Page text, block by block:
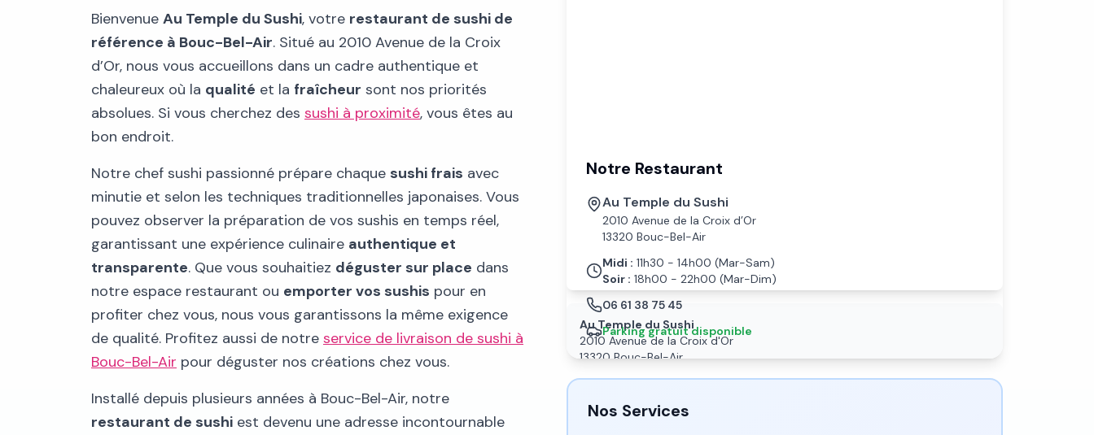
Bienvenue Au Temple du Sushi, votre restaurant de sushi de
référence à Bouc-Bel-Air. Situé au 2010 Avenue de la Croix
d’Or, nous vous accueillons dans un cadre authentique et
chaleureux où la qualité et la fraîcheur sont nos priorités
absolues. Si vous cherchez des sushi à proximité, vous êtes au
bon endroit.
Notre chef sushi passionné prépare chaque sushi frais avec
minutie et selon les techniques traditionnelles japonaises. Vous
pouvez observer la préparation de vos sushis en temps réel,
garantissant une expérience culinaire authentique et
transparente. Que vous souhaitiez déguster sur place dans
notre espace restaurant ou emporter vos sushis pour en
profiter chez vous, nous vous garantissons la même exigence
de qualité. Profitez aussi de notre service de livraison de sushi à
Bouc-Bel-Air pour déguster nos créations chez vous.
Installé depuis plusieurs années à Bouc-Bel-Air, notre
restaurant de sushi est devenu une adresse incontournable
Au Temple du Sushi
2010 Avenue de la Croix d'Or
13320 Bouc-Bel-Air
Notre Restaurant
Au Temple du Sushi
2010 Avenue de la Croix d’Or
13320 Bouc-Bel-Air
Midi : 11h30 - 14h00 (Mar-Sam)
Soir : 18h00 - 22h00 (Mar-Dim)
06 61 38 75 45
Parking gratuit disponible
Nos Services